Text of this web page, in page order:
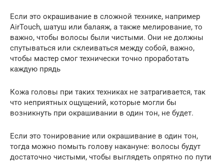
Если это окрашивание в сложной технике, например
AirTouch, шатуш или балаяж, а также мелирование, то
важно, чтобы волосы были чистыми. Они не должны
спутываться или склеиваться между собой, важно,
чтобы мастер смог технически точно проработать
каждую прядь
Кожа головы при таких техниках не затрагивается, так
что неприятных ощущений, которые могли бы
возникнуть при окрашивании в один тон, не будет.
Если это тонирование или окрашивание в один тон,
тогда можно помыть голову накануне: волосы будут
достаточно чистыми, чтобы выглядеть опрятно по пути